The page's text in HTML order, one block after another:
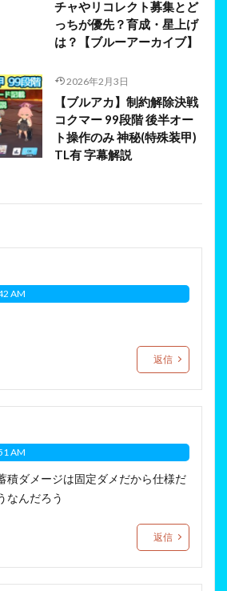
チャやリコレクト募集とど
っちが優先？育成・星上げ
は？【ブルーアーカイブ】
2026年2月3日
【ブルアカ】制約解除決戦
コクマー 99段階 後半オー
ト操作のみ 神秘(特殊装甲)
TL有 字幕解説
AM
返信
AM
積ダメージは固定ダメだから仕様だ
なんだろう
返信